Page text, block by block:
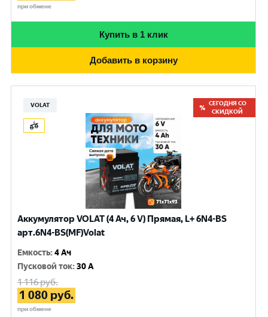
при обмене
Купить в 1 клик
Добавить в корзину
VOLAT
СЕГОДНЯ СО
СКИДКОЙ
Аккумулятор VOLAT (4 Ач, 6 V) Прямая, L+ 6N4-BS
арт.6N4-BS(MF)Volat
Емкость:4 Ач
Пусковой ток:30 A
1 116руб.
1 080 руб.
при обмене